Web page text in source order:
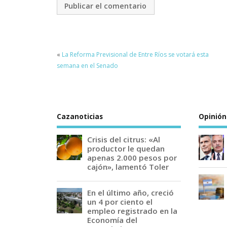
« La Reforma Previsional de Entre Ríos se votará esta
semana en el Senado
Cazanoticias
Crisis del citrus: «Al
productor le quedan
apenas 2.000 pesos por
cajón», lamentó Toler
En el último año, creció
un 4 por ciento el
empleo registrado en la
Economía del
Opinión